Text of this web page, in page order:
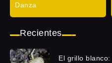
Danza
Recientes
El grillo